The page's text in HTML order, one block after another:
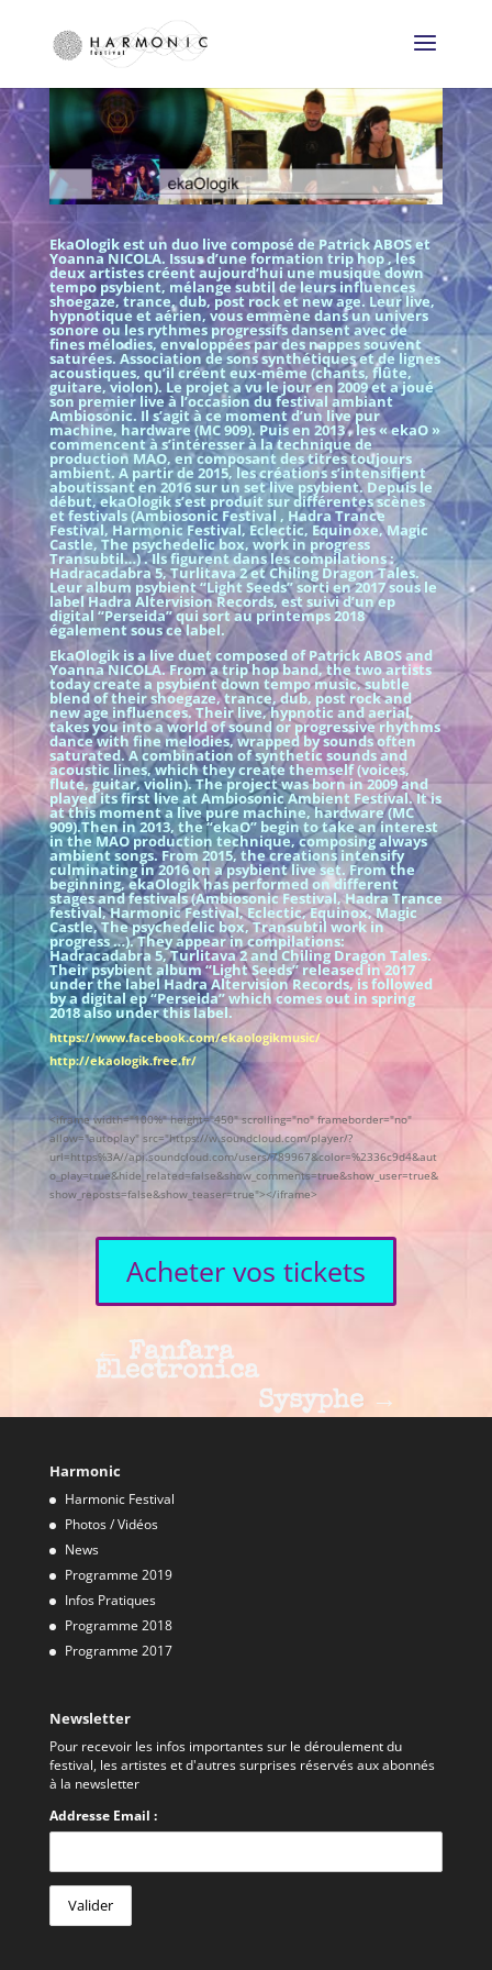
EkaOlogik est un duo live composé de Patrick ABOS et
Yoanna NICOLA. Issus d’une formation trip hop , les
deux artistes créent aujourd’hui une musique down
tempo psybient, mélange subtil de leurs influences
shoegaze, trance, dub, post rock et new age. Leur live,
hypnotique et aérien, vous emmène dans un univers
sonore ou les rythmes progressifs dansent avec de
fines mélodies, enveloppées par des nappes souvent
saturées. Association de sons synthétiques et de lignes
acoustiques, qu’il créent eux-même (chants, flûte,
guitare, violon). Le projet a vu le jour en 2009 et a joué
son premier live à l’occasion du festival ambiant
Ambiosonic. Il s’agit à ce moment d’un live pur
machine, hardware (MC 909). Puis en 2013 , les « ekaO »
commencent à s’intéresser à la technique de
production MAO, en composant des titres toujours
ambient. A partir de 2015, les créations s’intensifient
aboutissant en 2016 sur un set live psybient. Depuis le
début, ekaOlogik s’est produit sur différentes scènes
et festivals (Ambiosonic Festival , Hadra Trance
Festival, Harmonic Festival, Eclectic, Equinoxe, Magic
Castle, The psychedelic box, work in progress
Transubtil…) . Ils figurent dans les compilations :
Hadracadabra 5, Turlitava 2 et Chiling Dragon Tales.
Leur album psybient “Light Seeds” sorti en 2017 sous le
label Hadra Altervision Records, est suivi d’un ep
digital “Perseida” qui sort au printemps 2018
également sous ce label.
EkaOlogik is a live duet composed of Patrick ABOS and
Yoanna NICOLA. From a trip hop band, the two artists
today create a psybient down tempo music, subtle
blend of their shoegaze, trance, dub, post rock and
new age influences. Their live, hypnotic and aerial,
takes you into a world of sound or progressive rhythms
dance with fine melodies, wrapped by sounds often
saturated. A combination of synthetic sounds and
acoustic lines, which they create themself (voices,
flute, guitar, violin). The project was born in 2009 and
played its first live at Ambiosonic Ambient Festival. It is
at this moment a live pure machine, hardware (MC
909).Then in 2013, the “ekaO” begin to take an interest
in the MAO production technique, composing always
ambient songs. From 2015, the creations intensify
culminating in 2016 on a psybient live set. From the
beginning, ekaOlogik has performed on different
stages and festivals (Ambiosonic Festival, Hadra Trance
festival, Harmonic Festival, Eclectic, Equinox, Magic
Castle, The psychedelic box, Transubtil work in
progress …). They appear in compilations:
Hadracadabra 5, Turlitava 2 and Chiling Dragon Tales.
Their psybient album “Light Seeds” released in 2017
under the label Hadra Altervision Records, is followed
by a digital ep “Perseida” which comes out in spring
2018 also under this label.
https://www.facebook.com/ekaologikmusic/
http://ekaologik.free.fr/
<iframe width="100%" height="450" scrolling="no" frameborder="no"
allow="autoplay" src="https://w.soundcloud.com/player/?
url=https%3A//api.soundcloud.com/users/789967&color=%2336c9d4&aut
o_play=true&hide_related=false&show_comments=true&show_user=true&
show_reposts=false&show_teaser=true"></iframe>
Acheter vos tickets
← Fanfara
Electronica
Sysyphe →
Harmonic
Harmonic Festival
Photos / Vidéos
News
Programme 2019
Infos Pratiques
Programme 2018
Programme 2017
Newsletter
Pour recevoir les infos importantes sur le déroulement du
festival, les artistes et d'autres surprises réservés aux abonnés
à la newsletter
Addresse Email :